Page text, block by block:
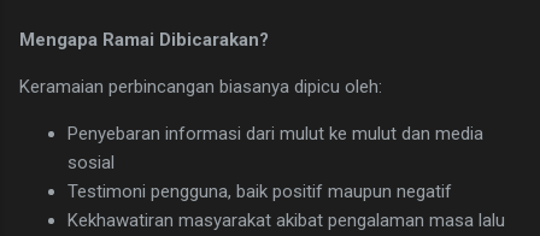
Mengapa Ramai Dibicarakan?
Keramaian perbincangan biasanya dipicu oleh:
Penyebaran informasi dari mulut ke mulut dan media
sosial
Testimoni pengguna, baik positif maupun negatif
Kekhawatiran masyarakat akibat pengalaman masa lalu